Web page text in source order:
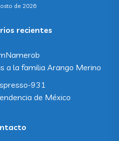
de 2026
recientes
a la familia Arango Merino
931
de México